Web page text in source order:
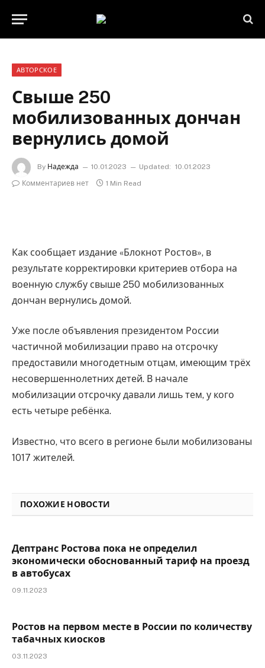
АВТОРСКОЕ
Свыше 250
мобилизованных дончан
вернулись домой
By Надежда 10.01.2023 Updated: 10.01.2023
Комментариев нет
1 Min Read
Как сообщает издание «Блокнот Ростов», в
результате корректировки критериев отбора на
военную службу свыше 250 мобилизованных
дончан вернулись домой.
Уже после объявления президентом России
частичной мобилизации право на отсрочку
предоставили многодетным отцам, имеющим трёх
несовершеннолетних детей. В начале
мобилизации отсрочку давали лишь тем, у кого
есть четыре ребёнка.
Известно, что всего в регионе были мобилизованы
1017 жителей.
ПОХОЖИЕ НОВОСТИ
Дептранс Ростова пока не определил
экономически обоснованный тариф на проезд
в автобусах
09.11.2023
Ростов на первом месте в России по количеству
табачных киосков
03.11.2023